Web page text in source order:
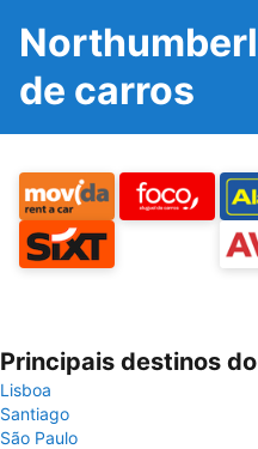
de carros
Principais destinos
Lisboa
Santiago
São Paulo